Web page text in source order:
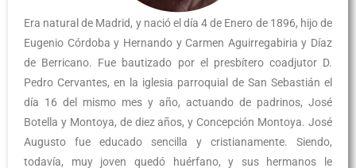
Era natural de Madrid, y nació el día 4 de Enero de 1896, hijo de
Eugenio Córdoba y Hernando y Carmen Aguirregabiria y Díaz
de Berricano. Fue bautizado por el presbítero coadjutor D.
Pedro Cervantes, en la iglesia parroquial de San Sebastián el
día 16 del mismo mes y año, actuando de padrinos, José
Botella y Montoya, de diez años, y Concepción Montoya. José
Augusto fue educado sencilla y cristianamente. Siendo,
todavía, muy joven quedó huérfano, y sus hermanos le